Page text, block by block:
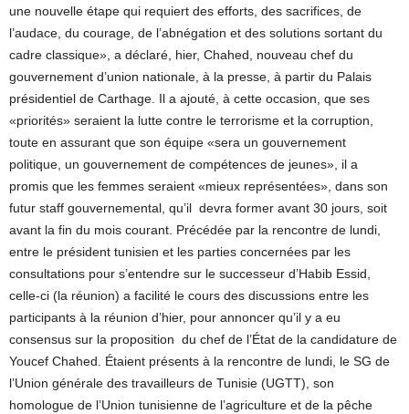
une nouvelle étape qui requiert des efforts, des sacrifices, de
l’audace, du courage, de l’abnégation et des solutions sortant du
cadre classique», a déclaré, hier, Chahed, nouveau chef du
gouvernement d’union nationale, à la presse, à partir du Palais
présidentiel de Carthage. Il a ajouté, à cette occasion, que ses
«priorités» seraient la lutte contre le terrorisme et la corruption,
toute en assurant que son équipe «sera un gouvernement
politique, un gouvernement de compétences de jeunes», il a
promis que les femmes seraient «mieux représentées», dans son
futur staff gouvernemental, qu’il devra former avant 30 jours, soit
avant la fin du mois courant. Précédée par la rencontre de lundi,
entre le président tunisien et les parties concernées par les
consultations pour s’entendre sur le successeur d’Habib Essid,
celle-ci (la réunion) a facilité le cours des discussions entre les
participants à la réunion d’hier, pour annoncer qu’il y a eu
consensus sur la proposition du chef de l’État de la candidature de
Youcef Chahed. Étaient présents à la rencontre de lundi, le SG de
l’Union générale des travailleurs de Tunisie (UGTT), son
homologue de l’Union tunisienne de l’agriculture et de la pêche